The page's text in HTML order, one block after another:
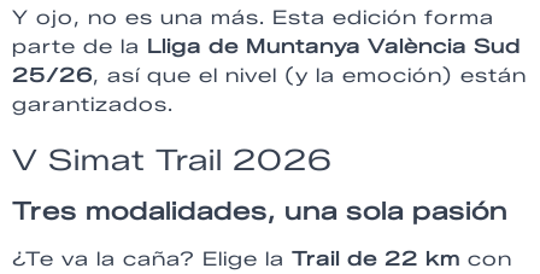
Y ojo, no es una más. Esta edición forma
parte de la Lliga de Muntanya València Sud
25/26, así que el nivel (y la emoción) están
garantizados.
V Simat Trail 2026
Tres modalidades, una sola pasión
¿Te va la caña? Elige la Trail de 22 km con